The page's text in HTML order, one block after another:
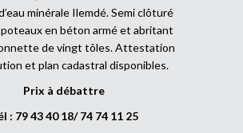
minérale Ilemdé. Semi clôturé
en béton armé et abritant
de vingt tôles. Attestation
et plan cadastral disponibles.
Prix à débattre
: 79 43 40 18/ 74 74 11 25